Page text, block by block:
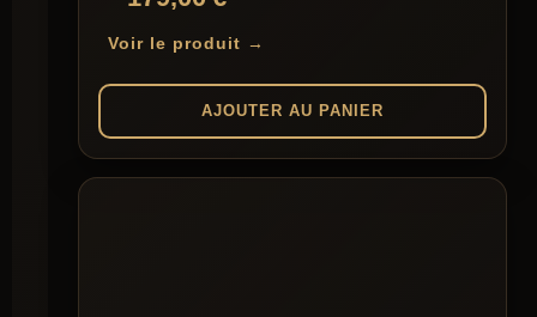
Voir le produit →
AJOUTER AU PANIER